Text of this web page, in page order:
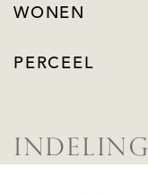
WONEN
PERCEEL
INDELING